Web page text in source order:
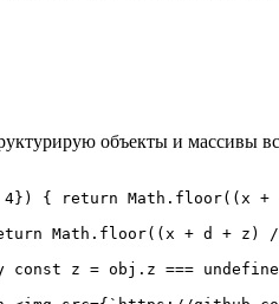
объекты и массивы
4}) { return Math.floor((x
Math.floor((x + d + z)
const z = obj.z ===